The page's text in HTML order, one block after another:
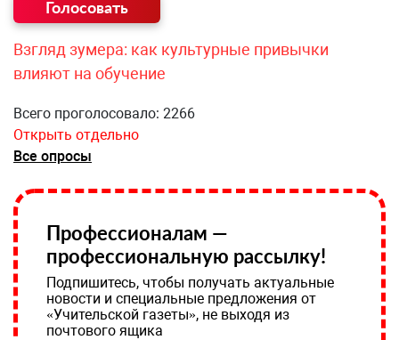
Взгляд зумера: как культурные привычки
влияют на обучение
Всего проголосовало: 2266
Открыть отдельно
Все опросы
Профессионалам —
профессиональную рассылку!
Подпишитесь, чтобы получать актуальные
новости и специальные предложения от
«Учительской газеты», не выходя из
почтового ящика